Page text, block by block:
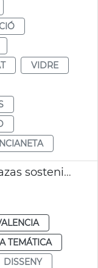
VIDRE
Apertura convocatoria terrazas sostenibles
TEMÁTICA
DISSENY